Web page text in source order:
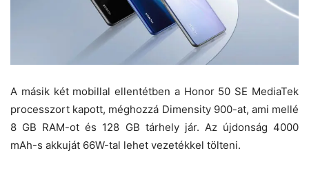
A másik két mobillal ellentétben a Honor 50 SE MediaTek
processzort kapott, méghozzá Dimensity 900-at, ami mellé
8 GB RAM-ot és 128 GB tárhely jár. Az újdonság 4000
mAh-s akkuját 66W-tal lehet vezetékkel tölteni.